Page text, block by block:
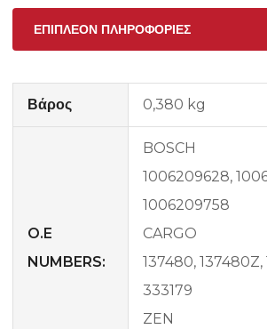
ΕΠΙΠΛΈΟΝ ΠΛΗΡΟΦΟΡΊΕΣ
Βάρος 0,380 kg
O.E
NUMBERS:
BOSCH
1006209628,
1006209758
CARGO
137480,
333179
ZEN